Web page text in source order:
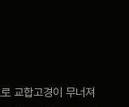
교합고경이 무너져